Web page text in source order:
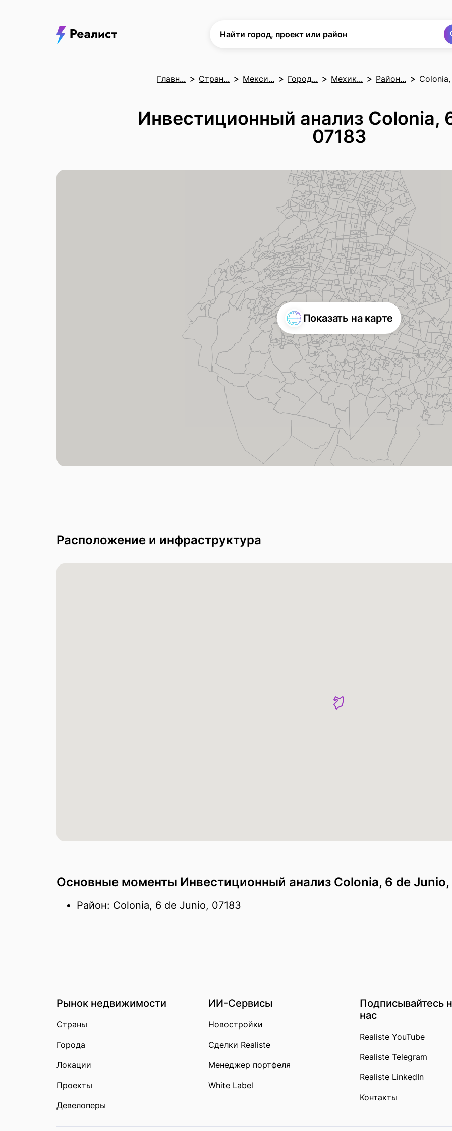
Найти город, проект или район
Главн... Стран... Мекси... Город... Мехик... Район...
Инвестиционный анализ Colonia,
07183
Показать на карте
Расположение и инфраструктура
Основные моменты Инвестиционный анализ Colonia, 6 de Junio,
Район: Colonia, 6 de Junio, 07183
Рынок недвижимости
Страны
Города
Локации
Проекты
Девелоперы
ИИ-Сервисы
Новостройки
Сделки Realiste
Менеджер портфеля
White Label
Подписывайтесь
нас
Realiste YouTube
Realiste Telegram
Realiste LinkedIn
Контакты